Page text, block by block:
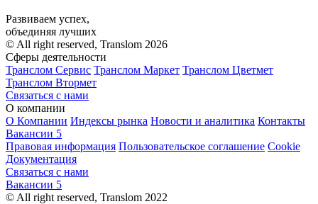
Развиваем успех,
объединяя лучших
© All right reserved, Translom 2026
Сферы деятельности
Транслом Сервис Транслом Маркет Транслом Цветмет
Транслом Втормет
Связаться с нами
О компании
О Компании Индексы рынка Новости и аналитика Контакты
Вакансии 5
Правовая информация Пользовательское соглашение Cookie
Документация
Связаться с нами
Вакансии 5
© All right reserved, Translom 2022